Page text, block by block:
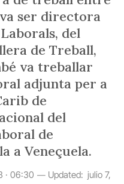
ser directora
del
de Treball,
va treballar
adjunta per a
de
del
de
a Veneçuela.
· 06:30 Updated: julio 7,